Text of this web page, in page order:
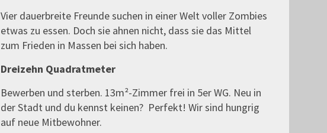
Vier dauerbreite Freunde suchen in einer Welt voller Zombies
etwas zu essen. Doch sie ahnen nicht, dass sie das Mittel
zum Frieden in Massen bei sich haben.
Dreizehn Quadratmeter
Bewerben und sterben. 13m²-Zimmer frei in 5er WG. Neu in
der Stadt und du kennst keinen? Perfekt! Wir sind hungrig
auf neue Mitbewohner.